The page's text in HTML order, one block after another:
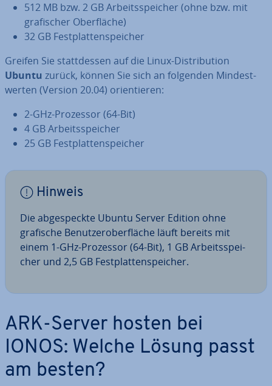
512 MB bzw. 2 GB Ar­beits­spei­cher (ohne bzw. mit
gra­fi­scher Ober­flä­che)
32 GB Fest­plat­ten­spei­cher
Greifen Sie statt­des­sen auf die Linux-Dis­tri­bu­ti­on
Ubuntu zurück, können Sie sich an folgenden Min­dest­
wer­ten (Version 20.04) ori­en­tie­ren:
2-GHz-Prozessor (64-Bit)
4 GB Ar­beits­spei­cher
25 GB Fest­plat­ten­spei­cher
Hinweis
Die ab­ge­speck­te Ubuntu Server Edition ohne
grafische Be­nut­zer­ober­flä­che läuft bereits mit
einem 1-GHz-Prozessor (64-Bit), 1 GB Ar­beits­spei­
cher und 2,5 GB Fest­plat­ten­spei­cher.
ARK-Server hosten bei
IONOS: Welche Lösung passt
am besten?